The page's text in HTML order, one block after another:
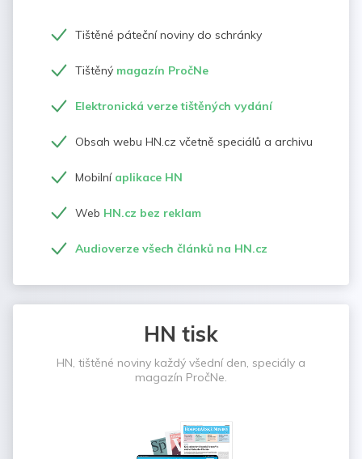
Tištěné páteční noviny do schránky
Tištěný magazín PročNe
Elektronická verze tištěných vydání
Obsah webu HN.cz včetně speciálů a archivu
Mobilní aplikace HN
Web HN.cz bez reklam
Audioverze všech článků na HN.cz
HN tisk
HN, tištěné noviny každý všední den, speciály a
magazín PročNe.